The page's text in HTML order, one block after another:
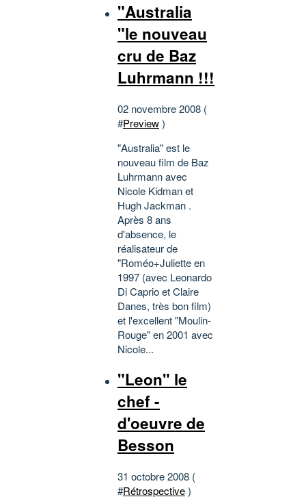
"Australia
"le nouveau
cru de Baz
Luhrmann !!!
02 novembre 2008 (
#Preview)
"Australia" est le
nouveau film de Baz
Luhrmann avec
Nicole Kidman et
Hugh Jackman .
Après 8 ans
d'absence, le
réalisateur de
"Roméo+Juliette en
1997 (avec Leonardo
Di Caprio et Claire
Danes, très bon film)
et l'excellent "Moulin-
Rouge" en 2001 avec
Nicole...
"Leon" le
chef -
d'oeuvre de
Besson
31 octobre 2008 (
#Rétrospective)